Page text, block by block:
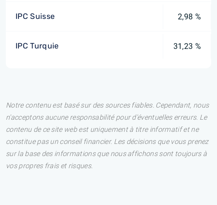
IPC Suisse 2,98 %
IPC Turquie 31,23 %
Notre contenu est basé sur des sources fiables. Cependant, nous
n'acceptons aucune responsabilité pour d'éventuelles erreurs. Le
contenu de ce site web est uniquement à titre informatif et ne
constitue pas un conseil financier. Les décisions que vous prenez
sur la base des informations que nous affichons sont toujours à
vos propres frais et risques.